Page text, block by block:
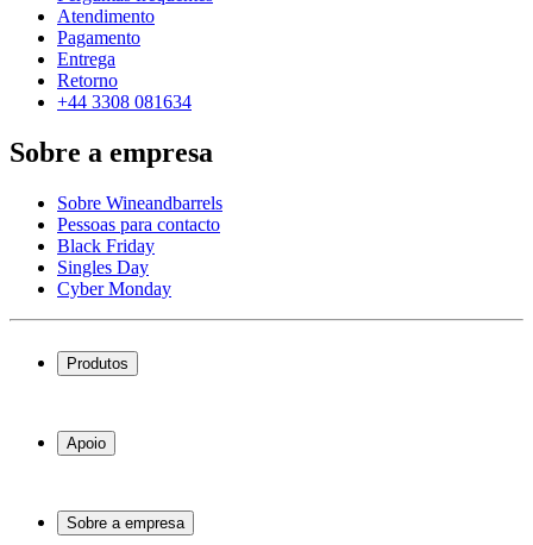
Atendimento
Pagamento
Entrega
Retorno
+44 3308 081634
Sobre a empresa
Sobre Wineandbarrels
Pessoas para contacto
Black Friday
Singles Day
Cyber Monday
Produtos
Garrafeiras
Móveis para vinho
Apoio
Atendimento
Pagamento
Sobre a empresa